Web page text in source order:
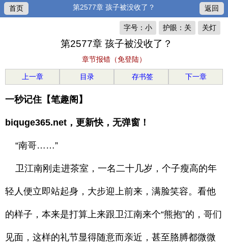
首页 第2577章 孩子被没收了？ 返回
关灯
护眼：关
字号：小
第2577章 孩子被没收了？
章节报错（免登陆）
上一章 目录 存书签 下一章
一秒记住【笔趣阁】
biquge365.net，更新快，无弹窗！
“南哥……”
卫江南刚走进茶室，一名二十几岁，个子瘦高的年
轻人便立即站起身，大步迎上前来，满脸笑容。看他
的样子，本来是打算上来跟卫江南来个“熊抱”的，哥们
见面，这样的礼节显得随意而亲近，甚至胳膊都微微